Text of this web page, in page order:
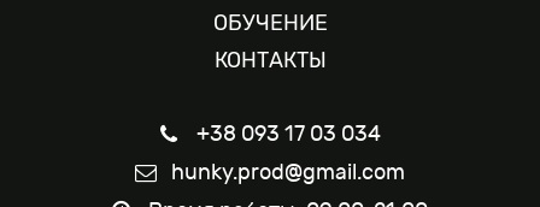
ОБУЧЕНИЕ
КОНТАКТЫ
+38 093 17 03 034
hunky.prod@gmail.com